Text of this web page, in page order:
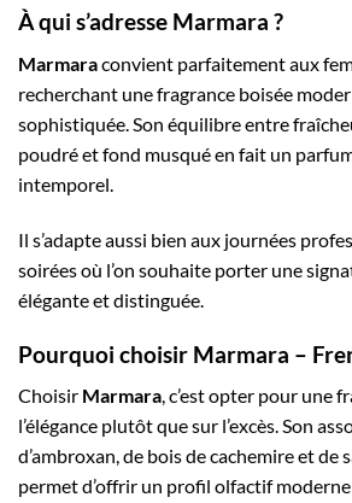
À qui s’adresse Marmara ?
Marmaraconvient parfaitement aux
recherchant une fragrance boisée
sophistiquée. Son équilibre entre
poudré et fond musqué en fait un
intemporel.
Il s’adapte aussi bien aux journées
soirées où l’on souhaite porter une
élégante et distinguée.
Pourquoi choisir Marmara –
Choisir Marmara, c’est opter pour une
l’élégance plutôt que sur l’excès. Son
d’ambroxan, de bois de cachemire et de
permet d’offrir un profil olfactif